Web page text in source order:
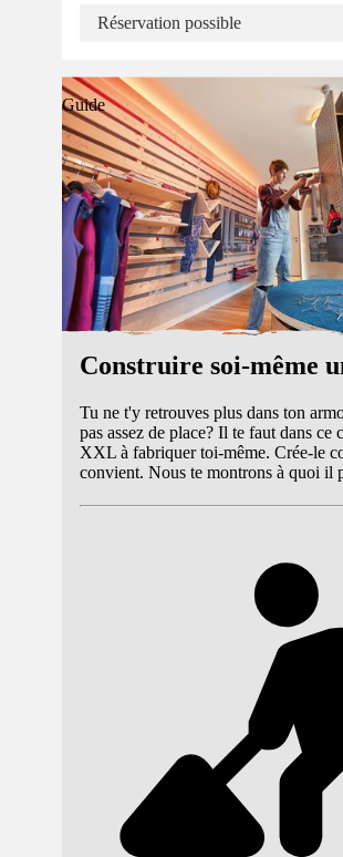
Réservation possible
Guide
Construire soi-même
Tu ne t'y retrouves plus dans ton
pas assez de place? Il te faut dans ce
XXL à fabriquer toi-même. Crée-le
convient. Nous te montrons à quoi il